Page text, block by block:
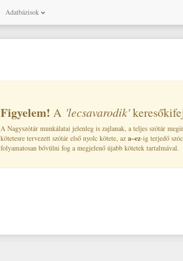
Adatbázisok
Figyelem!A 'lecsavarodik'
A Nagyszótár munkálatai jelenleg is zajlanak, a teljes szótár
kötetesre tervezett szótár első nyolc kötete, aza–ez-ig terjedő
folyamatosan bővülni fog a megjelenő újabb kötetek tartalmával.